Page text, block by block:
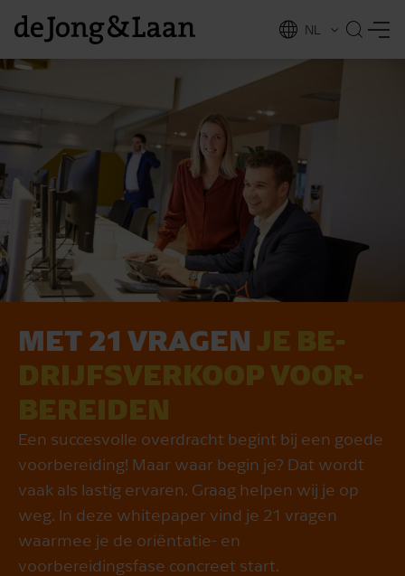
NL
EN
MET 21 VRAGEN JE BE­
DRIJFS­VER­KOOP VOOR­
BE­REI­DEN
Een succesvolle overdracht begint bij een goede
voorbereiding! Maar waar begin je? Dat wordt
vaak als lastig ervaren. Graag helpen wij je op
weg. In deze whitepaper vind je 21 vragen
waarmee je de oriëntatie- en
voorbereidingsfase concreet start.